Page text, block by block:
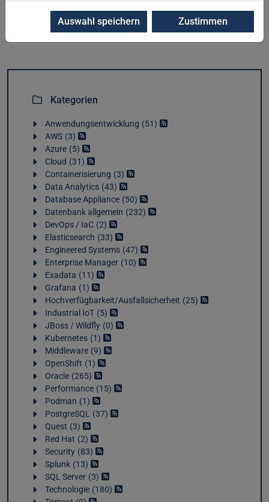
Kategorien
Anwendungsentwicklung 51
AWS 3
Azure 5
Cloud
31
Containerisierung 3
Data Analytics 43
Database Appliance 50
Datenbank allgemein 232
DevOps / IaC 2
Elasticsearch 33
Engineered Systems 47
Enterprise Manager 10
Exadata 11
Grafana 1
Hochverfügbarkeit/Ausfallsicherheit 25
Industrial IoT 5
JBoss / Wildfly 0
Kubernetes 1
Middleware 9
OpenShift 1
Oracle 265
Performance 15
Podman 1
PostgreSQL 37
Quest 3
Red Hat 2
Security 83
Splunk 13
SQL Server 3
Technologie 180
Auswahl speichern Zustimmen